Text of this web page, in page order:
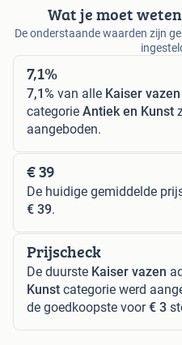
Wat je moet
De onderstaande waarden zijn
7,1%
7,1% van alle Kaiser vazen
categorie Antiek en Kunst
aangeboden.
€ 39
De huidige gemiddelde
€ 39.
Prijscheck
De duurste Kaiser vazen
Kunst categorie werd
de goedkoopste voor€ 3